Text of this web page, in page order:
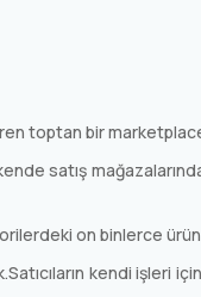
toptan bir
satış
on binlerce
kendi işleri